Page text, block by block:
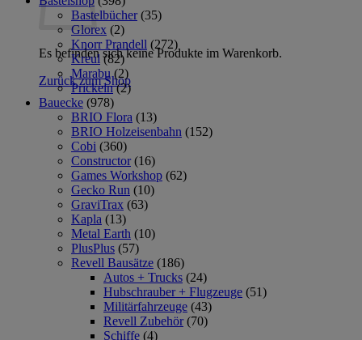
Es befinden sich keine Produkte im Warenkorb.
Zurück zum Shop
Bastelbücher (35)
Glorex (2)
Knorr Prandell (272)
Kreul (82)
Marabu (2)
Prickeln (2)
Bauecke (978)
BRIO Flora (13)
BRIO Holzeisenbahn (152)
Cobi (360)
Constructor (16)
Games Workshop (62)
Gecko Run (10)
GraviTrax (63)
Kapla (13)
Metal Earth (10)
PlusPlus (57)
Revell Bausätze (186)
Autos + Trucks (24)
Hubschrauber + Flugzeuge (51)
Militärfahrzeuge (43)
Revell Zubehör (70)
Schiffe (4)